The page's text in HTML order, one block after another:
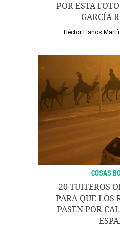
POR ESTA
GARCÍA
Héctor Llanos
COSAS
20 TUITEROS
PARA QUE LOS
PASEN POR